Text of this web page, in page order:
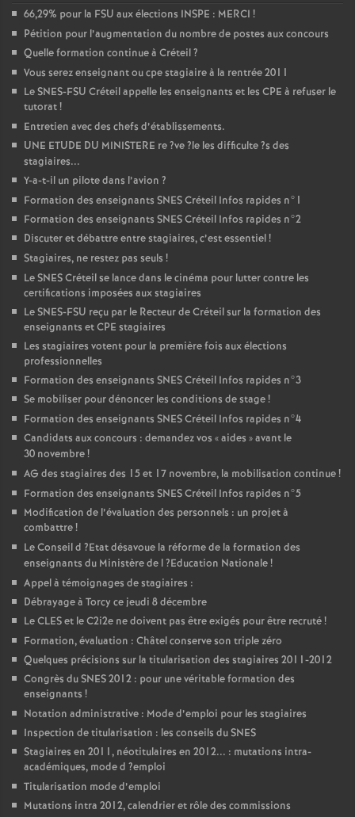
66,29% pour la FSU aux élections INSPE : MERCI !
Pétition pour l’augmentation du nombre de postes aux concours
Quelle formation continue à Créteil?
Vous serez enseignant ou cpe stagiaire à la rentrée 2011
LeSNES-FSU Créteil appelle les enseignants et les CPE à refuser le
tutorat!
Entretien avec des chefs d’établissements.
UNE ETUDE DU MINISTERE re?ve?le les difficulte?s des
stagiaires...
Y-a-t-il un pilote dans l’avion ?
Formation des enseignants SNESCréteil Infos rapides n°1
Formation des enseignants SNESCréteil Infos rapides n°2
Discuter et débattre entre stagiaires, c’est essentiel!
Stagiaires, ne restez pas seuls !
LeSNESCréteil se lance dans le cinéma pour lutter contre les
certifications imposées aux stagiaires
LeSNES-FSU reçu par le Recteur de Créteil sur la formation des
enseignants etCPE stagiaires
Les stagiaires votent pour la première fois aux élections
professionnelles
Formation des enseignants SNESCréteil Infos rapides n°3
Se mobiliser pour dénoncer les conditions de stage!
Formation des enseignants SNESCréteil Infos rapides n°4
Candidats aux concours : demandez vos «aides » avant le
30 novembre!
AG des stagiaires des 15 et 17 novembre, la mobilisation continue!
Formation des enseignants SNESCréteil Infos rapides n°5
Modification de l’évaluation des personnels : un projet à
combattre!
Le Conseil d ?Etat désavoue la réforme de la formation des
enseignants du Ministère de l?Education Nationale!
Appel à témoignages de stagiaires :
Débrayage à Torcy ce jeudi 8 décembre
LeCLESet le C2i2e ne doivent pas être exigés pour être recruté!
Formation, évaluation : Châtel conserve son triple zéro
Quelques précisions sur la titularisation des stagiaires 2011-2012
Congrès duSNES2012 : pour une véritable formation des
enseignants !
Notation administrative : Mode d’emploi pour les stagiaires
Inspection de titularisation : les conseils duSNES
Stagiaires en 2011, néotitulaires en 2012... : mutations intra-
académiques, mode d ?emploi
Titularisation mode d’emploi
Mutations intra 2012, calendrier et rôle des commissions